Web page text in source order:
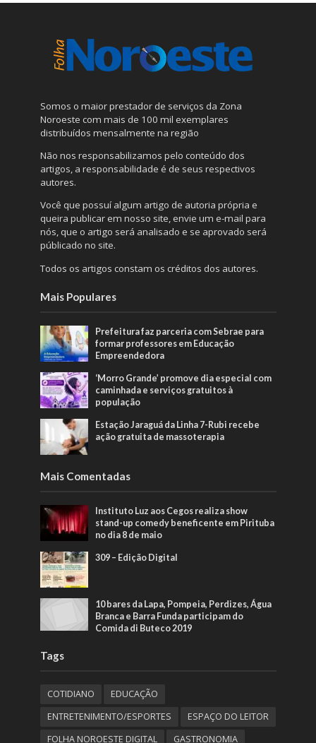
Somos o maior prestador de serviços da Zona
Noroeste com mais de 100 mil exemplares
distribuídos mensalmente na região
Não nos responsabilizamos pelo conteúdo dos
artigos, a responsabilidade é de seus respectivos
autores.
Você que possuí algum artigo de autoria própria e
queira publicar em nosso site, envie um e-mail para
nós, que o artigo será analisado e se aprovado será
públicado no site.
Todos os artigos constam os créditos dos autores.
Mais Populares
Prefeitura faz parceria com Sebrae para
formar professores em Educação
Empreendedora
‘Morro Grande’ promove dia especial com
caminhada e serviços gratuitos à
população
Estação Jaraguá da Linha 7-Rubi recebe
ação gratuita de massoterapia
Mais Comentadas
Instituto Luz aos Cegos realiza show
stand-up comedy beneficente em Pirituba
no dia 8 de maio
309 – Edição Digital
10 bares da Lapa, Pompeia, Perdizes, Água
Branca e Barra Funda participam do
Comida di Buteco 2019
Tags
COTIDIANO
EDUCAÇÃO
ENTRETENIMENTO/ESPORTES
ESPAÇO DO LEITOR
FOLHA NOROESTE DIGITAL
GASTRONOMIA